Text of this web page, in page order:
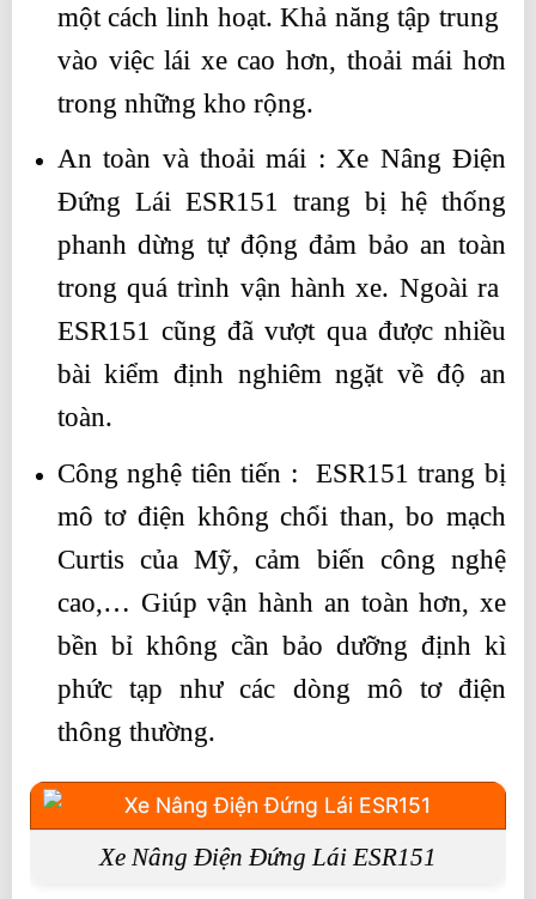
một cách linh hoạt. Khả năng tập trung
vào việc lái xe cao hơn, thoải mái hơn
trong những kho rộng.
An toàn và thoải mái : Xe Nâng Điện
Đứng Lái ESR151 trang bị hệ thống
phanh dừng tự động đảm bảo an toàn
trong quá trình vận hành xe. Ngoài ra
ESR151 cũng đã vượt qua được nhiều
bài kiểm định nghiêm ngặt về độ an
toàn.
Công nghệ tiên tiến : ESR151 trang bị
mô tơ điện không chổi than, bo mạch
Curtis của Mỹ, cảm biến công nghệ
cao,… Giúp vận hành an toàn hơn, xe
bền bỉ không cần bảo dưỡng định kì
phức tạp như các dòng mô tơ điện
thông thường.
Xe Nâng Điện Đứng Lái ESR151